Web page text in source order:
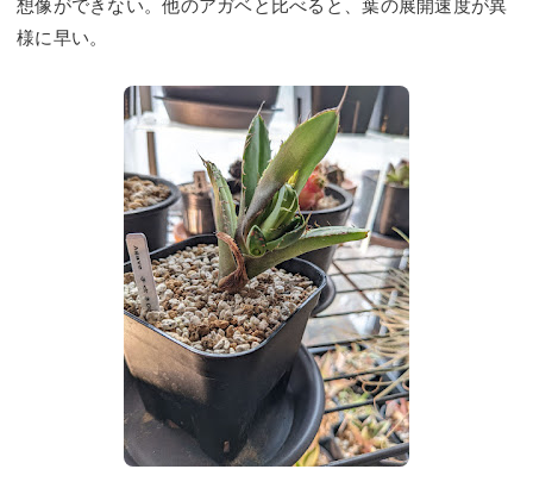
想像ができない。他のアガベと比べると、葉の展開速度が異
様に早い。